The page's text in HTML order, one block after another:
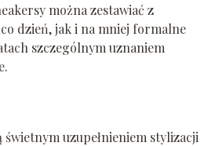
można zestawiać z
dzień, jak i na mniej formalne
szczególnym uznaniem
świetnym uzupełnieniem stylizacji